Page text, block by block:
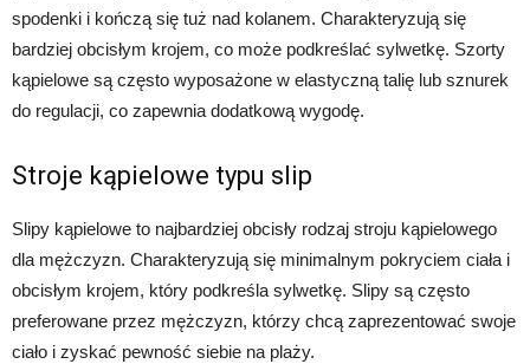
spodenki i kończą się tuż nad kolanem. Charakteryzują się
bardziej obcisłym krojem, co może podkreślać sylwetkę. Szorty
kąpielowe są często wyposażone w elastyczną talię lub sznurek
do regulacji, co zapewnia dodatkową wygodę.
Stroje kąpielowe typu slip
Slipy kąpielowe to najbardziej obcisły rodzaj stroju kąpielowego
dla mężczyzn. Charakteryzują się minimalnym pokryciem ciała i
obcisłym krojem, który podkreśla sylwetkę. Slipy są często
preferowane przez mężczyzn, którzy chcą zaprezentować swoje
ciało i zyskać pewność siebie na plaży.